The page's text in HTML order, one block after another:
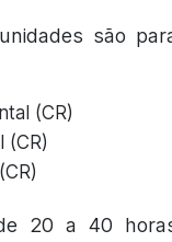
são
(CR)
(CR)
20 a 40